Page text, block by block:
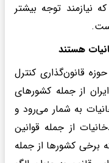
نیازمند توجه بیشتر
قانون‌گذاری کنترل
از جمله کشورهای
به شمار می‌رود و
از جمله قوانین
برخی کشورها از جمله